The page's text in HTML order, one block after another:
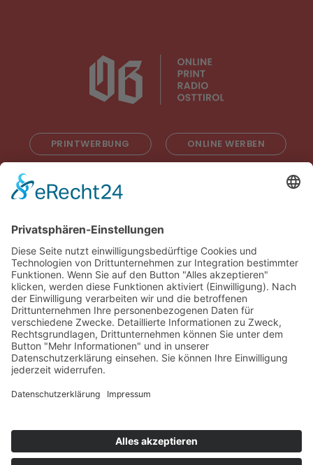
PRINTWERBUNG ONLINE WERBEN
Impressum
AGB
Cookie-Einstellungen